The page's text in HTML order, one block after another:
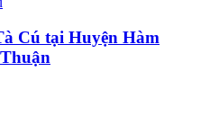
Cú tại Huyện Hàm